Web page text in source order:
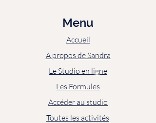
Menu
Accueil
A propos de Sandra
Le Studio en ligne
Les Formules
Accéder au studio
Toutes les activités